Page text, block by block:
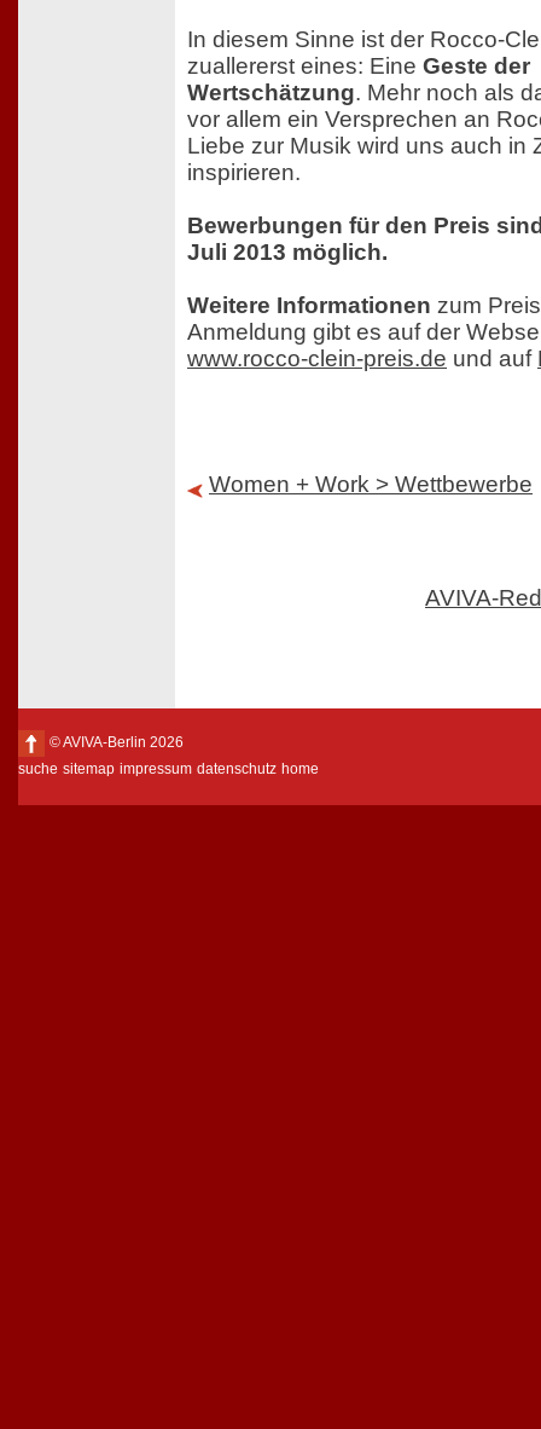
In diesem Sinne ist der Rocco-
zuallererst eines: Eine Geste der
Wertschätzung. Mehr noch als
vor allem ein Versprechen an
Liebe zur Musik wird uns auch in
inspirieren.
Bewerbungen für den Preis
Juli 2013 möglich.
Weitere Informationen zum
Anmeldung gibt es auf der
www.rocco-clein-preis.de und auf
Women + Work > Wettbewerbe
AVIVA-
© AVIVA-Berlin 2026
suche sitemap impressum datenschutz home